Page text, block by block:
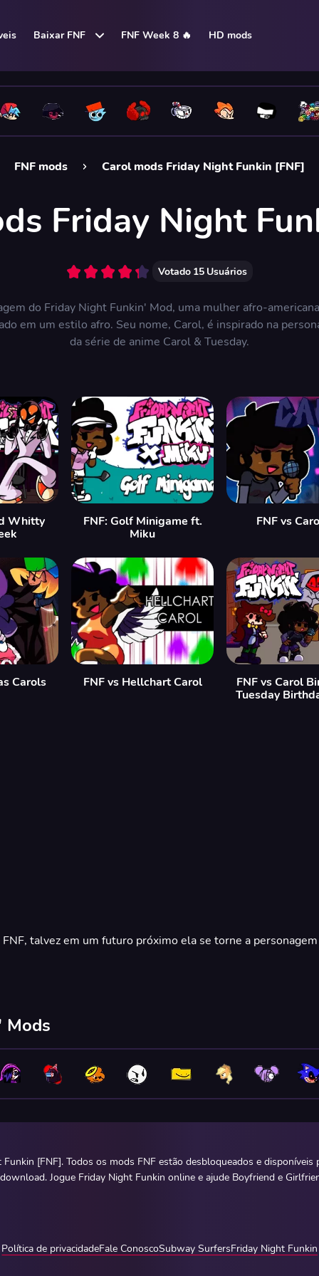
Baixar FNF FNF Week 8 🔥 HD mods
FNF mods Carol mods Friday Night Funkin [FNF]
Friday Night
Votado 15 Usuários
do Friday Night Funkin' Mod, uma mulher afro-
em um estilo afro. Seu nome, Carol, é inspirado na
da série de anime Carol & Tuesday.
Whitty
FNF: Golf Minigame ft.
Miku
FNF vs
Carols FNF vs Hellchart Carol
FNF vs Carol
Tuesday
talvez em um futuro próximo ela se torne a
Mods
[FNF]. Todos os mods FNF estão desbloqueados e
Jogue Friday Night Funkin online e ajude Boyfriend e
Política de privacidadeFale ConoscoSubway SurfersFriday Night Funkin